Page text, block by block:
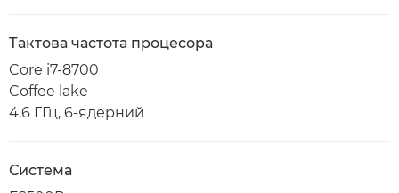
Тактова частота процесора
Core i7-8700
Coffee lake
4,6 ГГц, 6-ядерний
Система